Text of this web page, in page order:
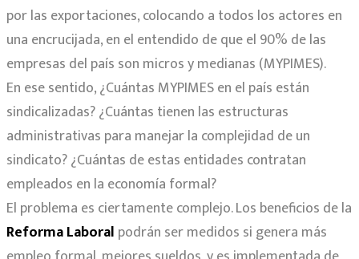
por las exportaciones, colocando a todos los actores en
una encrucijada, en el entendido de que el 90% de las
empresas del país son micros y medianas (MYPIMES).
En ese sentido, ¿Cuántas MYPIMES en el país están
sindicalizadas? ¿Cuántas tienen las estructuras
administrativas para manejar la complejidad de un
sindicato? ¿Cuántas de estas entidades contratan
empleados en la economía formal?
El problema es ciertamente complejo. Los beneficios de la
Reforma Laboral podrán ser medidos si genera más